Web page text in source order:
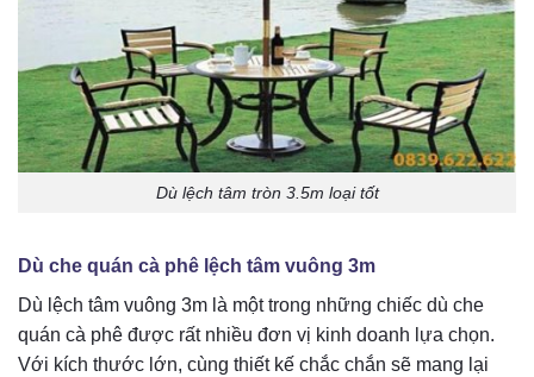
Dù lệch tâm tròn 3.5m loại tốt
Dù che quán cà phê lệch tâm vuông 3m
Dù lệch tâm vuông 3m là một trong những chiếc dù che
quán cà phê được rất nhiều đơn vị kinh doanh lựa chọn.
Với kích thước lớn, cùng thiết kế chắc chắn sẽ mang lại